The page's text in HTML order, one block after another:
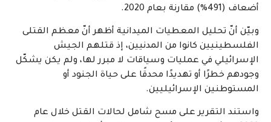
أضعاف (491%) مقارنة بعام 2020.
وبيّن أنّ تحليل المعطيات الميدانية أظهر أنّ معظم القتلى
الفلسطينيين كانوا من المدنيين، إذ قتلهم الجيش
الإسرائيلي في عمليات وسياقات لا مبرر لها، ولم يكن يشكّل
وجودهم خطرًا أو تهديدًا محدقًا على حياة الجنود أو
المستوطنين الإسرائيليين.
واستند التقرير على مسح شامل لحالات القتل خلال عام